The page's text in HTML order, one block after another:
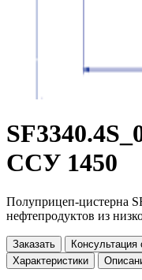
ССУ 1450
Полуприцеп-цистерна
нефтепродуктов из
Заказать
Характеристики